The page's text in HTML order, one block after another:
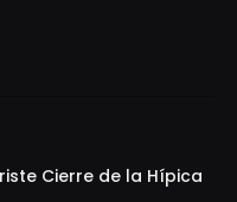
Cierre de la Hípica